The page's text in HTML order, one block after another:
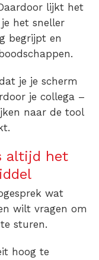
lijkt het
het sneller
begrijpt en
je je scherm
je collega –
naar de tool
altijd het
wat
wilt vragen om
sturen.
hoog te